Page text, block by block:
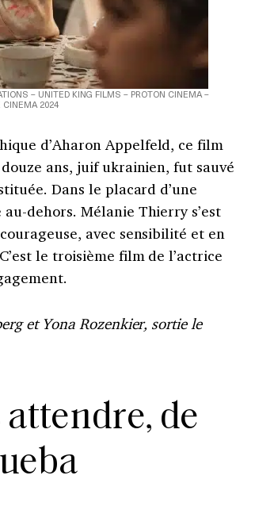
– UNITED KING FILMS – PROTON CINEMA –
CINEMA 2024
d’Aharon Appelfeld, ce film
ans, juif ukrainien, fut sauvé
Dans le placard d’une
dehors. Mélanie Thierry s’est
avec sensibilité et en
le troisième film de l’actrice
et Yona Rozenkier, sortie le
de